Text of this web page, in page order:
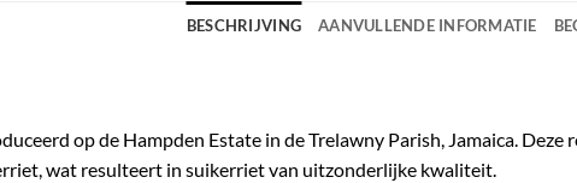
BESCHRIJVING AANVULLENDE INFORMATIE
op de Hampden Estate in de Trelawny Parish, Jamaica.
wat resulteert in suikerriet van uitzonderlijke kwaliteit.